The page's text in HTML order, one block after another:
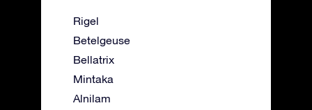
Rigel
Betelgeuse
Bellatrix
Mintaka
Alnilam